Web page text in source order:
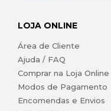
LOJA ONLINE
Área de Cliente
Ajuda / FAQ
Comprar na Loja Online
Modos de Pagamento
Encomendas e Envios